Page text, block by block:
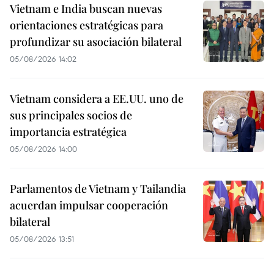
Vietnam e India buscan nuevas
orientaciones estratégicas para
profundizar su asociación bilateral
05/08/2026 14:02
Vietnam considera a EE.UU. uno de
sus principales socios de
importancia estratégica
05/08/2026 14:00
Parlamentos de Vietnam y Tailandia
acuerdan impulsar cooperación
bilateral
05/08/2026 13:51